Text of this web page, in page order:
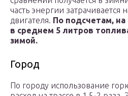
часть энергии затрачивается
двигателя. По подсчетам, на
в среднем 5 литров
зимой.
Город
По городу использование